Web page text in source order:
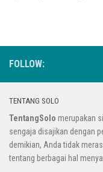
FOLLOW:
TENTANG SOLO
TentangSolo merupakan
sengaja disajikan dengan
demikian, Anda tidak
tentang berbagai hal